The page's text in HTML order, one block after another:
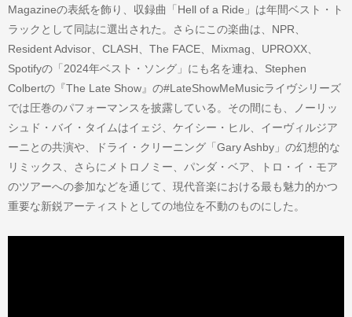
Magazineの表紙を飾り、収録曲「Hell of a Ride」は年間ベスト・ト
ラックとして同誌に選出された。さらにこの楽曲は、NPR、
Resident Advisor、CLASH、The FACE、Mixmag、UPROXX、
Spotifyの「2024年ベスト・ソング」にも名を連ね、Stephen
Colbertの『The Late Show』の#LateShowMeMusicライヴシリーズ
では圧巻のパフォーマンスを披露している。その間にも、ノーリッ
シュド・バイ・タイムはイェジ、ケイシー・ヒル、イーヴィルジア
ーニとの共演や、ドライ・クリーニング「Gary Ashby」の幻想的な
リミックス、さらにメトロノミー、パンダ・ベア、トロ・イ・モア
のツアーへの参加などを通じて、現代音楽における最も魅力的かつ
重要な新鋭アーティストとしての地位を不動のものにした。